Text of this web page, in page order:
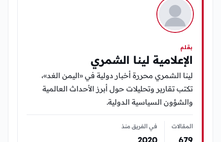
بقلم
الإعلامية لينا الشمري
لينا الشمري محررة أخبار دولية في «اليمن الغد»،
تكتب تقارير وتحليلات حول أبرز الأحداث العالمية
والشؤون السياسية الدولية.
المقالات
679
في الفريق منذ
2020